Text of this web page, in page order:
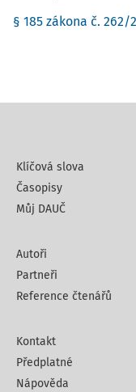
§ 185 zákona č.
Klíčová slova
Časopisy
Můj DAUČ
Autoři
Partneři
Reference čtenářů
Kontakt
Předplatné
Nápověda